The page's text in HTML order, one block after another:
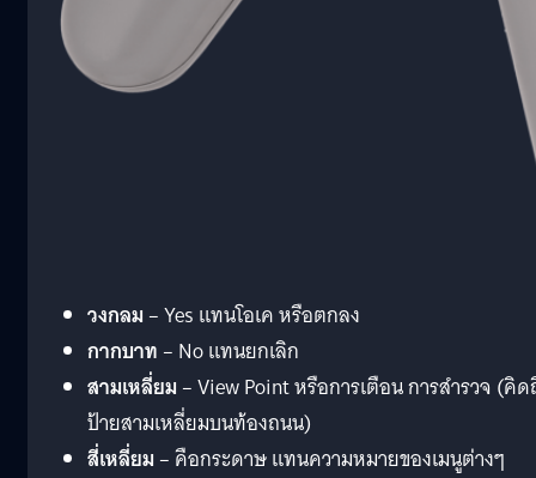
วงกลม – Yes แทนโอเค หรือตกลง
กากบาท – No แทนยกเลิก
สามเหลี่ยม – View Point หรือการเตือน การสำรวจ (คิ
ป้ายสามเหลี่ยมบนท้องถนน)
สี่เหลี่ยม – คือกระดาษ แทนความหมายของเมนูต่างๆ